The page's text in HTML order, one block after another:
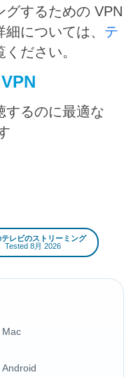
グするための VPN
については、 テ
ください。
するのに最適な
テレビのストリーミング
Tested 8月 2026
Mac
Android